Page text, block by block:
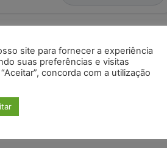
Pinterest Tumblr
site para fornecer a experiência
suas preferências e visitas
concorda com a utilização